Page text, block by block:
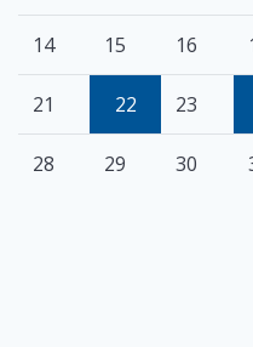
14 15 16
21 22 23
28 29 30